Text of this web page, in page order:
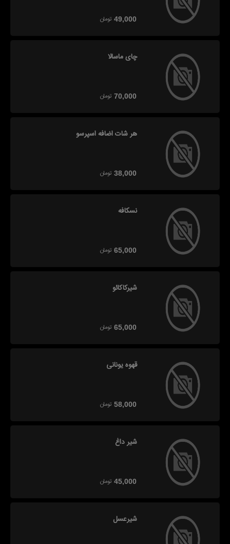
49,000 تومان
چای ماسالا
70,000 تومان
هر شات اضافه اسپرسو
38,000 تومان
نسکافه
65,000 تومان
شیرکاکائو
65,000 تومان
قهوه یونانی
58,000 تومان
شیر داغ
45,000 تومان
شیرعسل